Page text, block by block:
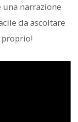
una narrazione
da ascoltare